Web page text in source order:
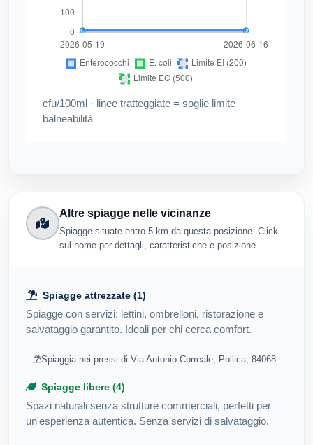
cfu/100ml · linee tratteggiate = soglie limite
balneabilità
Altre spiagge nelle vicinanze
Spiagge situate entro 5 km da questa posizione. Click
sul nome per dettagli, caratteristiche e posizione.
Spiagge attrezzate (1)
Spiagge con servizi: lettini, ombrelloni, ristorazione e
salvataggio garantito. Ideali per chi cerca comfort.
Spiaggia nei pressi di Via Antonio Correale, Pollica, 84068
Spiagge libere (4)
Spazi naturali senza strutture commerciali, perfetti per
un'esperienza autentica. Senza servizi di salvataggio.